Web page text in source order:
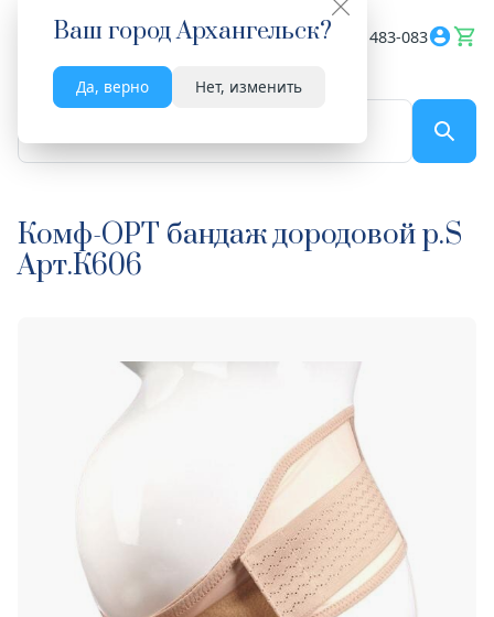
Ваш городАрхангельск?
Да, верно Нет, изменить
Весь сайт 8182 483-083
Комф-ОРТ бандаж дородовой р.S
Арт.К606